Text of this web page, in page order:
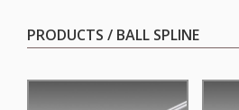
PRODUCTS / BALL SPLINE